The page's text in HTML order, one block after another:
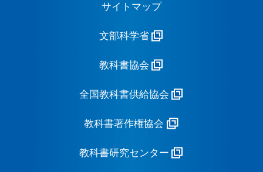
サイトマップ
文部科学省
教科書協会
全国教科書供給協会
教科書著作権協会
教科書研究センター